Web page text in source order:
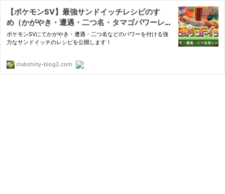
【ポケモンSV】最強サンドイッチレシピのすゝ
め（かがやき・遭遇・二つ名・タマゴパワーレシ
ピ一覧）
ポケモンSVにてかがやき・遭遇・二つ名などのパワーを付ける強
力なサンドイッチのレシピを公開します！
clubshiny-blog2.com